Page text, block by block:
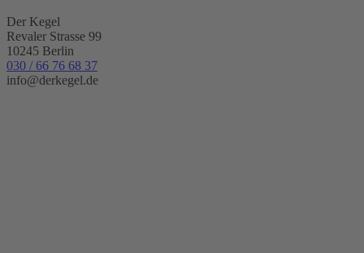
Der Kegel
Revaler Strasse 99
10245 Berlin
030 / 66 76 68 37
info@derkegel.de